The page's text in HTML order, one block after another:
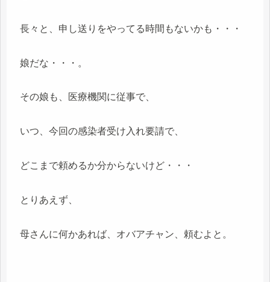
長々と、申し送りをやってる時間もないかも・・・
娘だな・・・。
その娘も、医療機関に従事で、
いつ、今回の感染者受け入れ要請で、
どこまで頼めるか分からないけど・・・
とりあえず、
母さんに何かあれば、オバアチャン、頼むよと。